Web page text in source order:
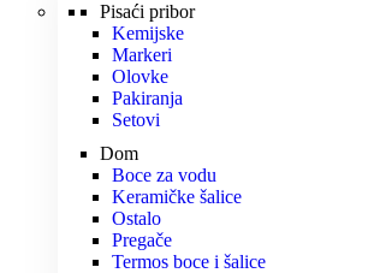
Pisaći pribor
Kemijske
Markeri
Olovke
Pakiranja
Setovi
Dom
Boce za vodu
Keramičke šalice
Ostalo
Pregače
Termos boce i šalice